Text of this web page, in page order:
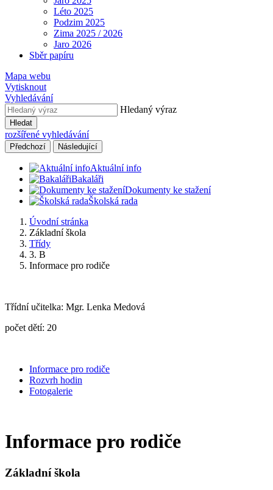
Léto 2025
Podzim 2025
Zima 2025 / 2026
Jaro 2026
Sběr papíru
Mapa webu
Vytisknout
Vyhledávání
Hledaný výraz
Hledat
rozšířené vyhledávání
Předchozí Následující
Aktuální info
Bakaláři
Dokumenty ke stažení
Školská rada
Úvodní stránka
Základní škola
Třídy
3. B
Informace pro rodiče
Třídní učitelka: Mgr. Lenka Medová
počet dětí: 20
Informace pro rodiče
Rozvrh hodin
Fotogalerie
Informace pro rodiče
Základní škola